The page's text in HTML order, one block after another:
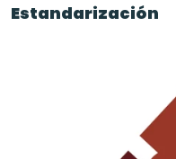
Estandarización